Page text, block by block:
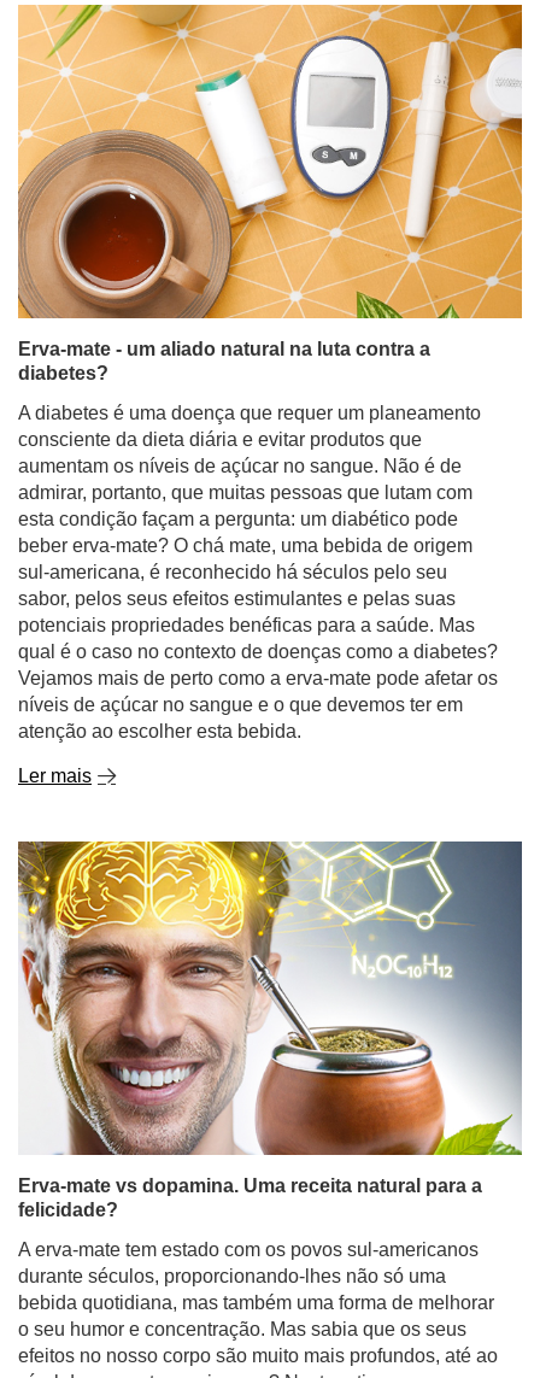
Erva-mate - um aliado natural na luta contra a
diabetes?
A diabetes é uma doença que requer um planeamento
consciente da dieta diária e evitar produtos que
aumentam os níveis de açúcar no sangue. Não é de
admirar, portanto, que muitas pessoas que lutam com
esta condição façam a pergunta: um diabético pode
beber erva-mate? O chá mate, uma bebida de origem
sul-americana, é reconhecido há séculos pelo seu
sabor, pelos seus efeitos estimulantes e pelas suas
potenciais propriedades benéficas para a saúde. Mas
qual é o caso no contexto de doenças como a diabetes?
Vejamos mais de perto como a erva-mate pode afetar os
níveis de açúcar no sangue e o que devemos ter em
atenção ao escolher esta bebida.
Ler mais
Erva-mate vs dopamina. Uma receita natural para a
felicidade?
A erva-mate tem estado com os povos sul-americanos
durante séculos, proporcionando-lhes não só uma
bebida quotidiana, mas também uma forma de melhorar
o seu humor e concentração. Mas sabia que os seus
efeitos no nosso corpo são muito mais profundos, até ao